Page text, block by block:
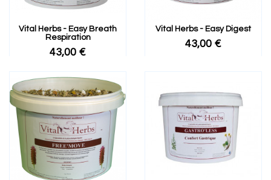
Vital Herbs - Easy Breath
Respiration
43,00 €
Vital Herbs - Easy Digest
43,00 €